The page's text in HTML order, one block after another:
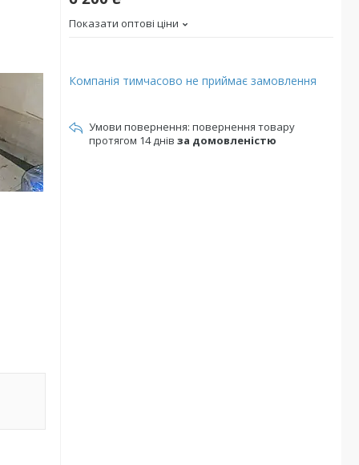
Показати оптові ціни
Компанія тимчасово не приймає замовлення
повернення товару
протягом 14 днів за домовленістю